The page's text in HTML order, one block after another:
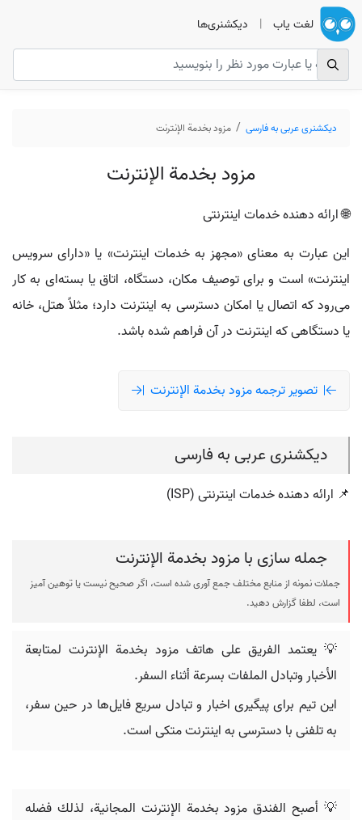
لغت یاب | دیکشنری‌ها
دیکشنری عربی به فارسی مزود بخدمة الإنترنت
مزود بخدمة الإنترنت
🌐 ارائه دهنده خدمات اینترنتی
این عبارت به معنای «مجهز به خدمات اینترنت» یا «دارای سرویس
اینترنت» است و برای توصیف مکان، دستگاه، اتاق یا بسته‌ای به کار
می‌رود که اتصال یا امکان دسترسی به اینترنت دارد؛ مثلاً هتل، خانه
یا دستگاهی که اینترنت در آن فراهم شده باشد.
تصویر ترجمه مزود بخدمة الإنترنت
دیکشنری عربی به فارسی
📌 ارائه دهنده خدمات اینترنتی (ISP)
جمله سازی با مزود بخدمة الإنترنت
جملات نمونه از منابع مختلف جمع آوری شده است، اگر صحیح نیست یا توهین آمیز
است، لطفا گزارش دهید.
💡 يعتمد الفريق على هاتف مزود بخدمة الإنترنت لمتابعة
الأخبار وتبادل الملفات بسرعة أثناء السفر.
این تیم برای پیگیری اخبار و تبادل سریع فایل‌ها در حین سفر،
به تلفنی با دسترسی به اینترنت متکی است.
💡 أصبح الفندق مزود بخدمة الإنترنت المجانية، لذلك فضله